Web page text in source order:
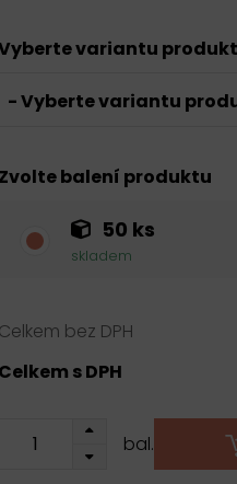
variantu
- Vyberte variantu
Zvolte balení produktu
50 ks
skladem
Celkem bez DPH
Celkem s DPH
bal.